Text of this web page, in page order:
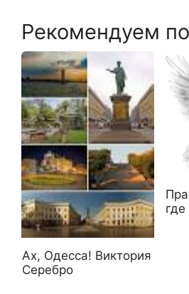
Рекомендуем
Ах, Одесса! Виктория
Серебро
где